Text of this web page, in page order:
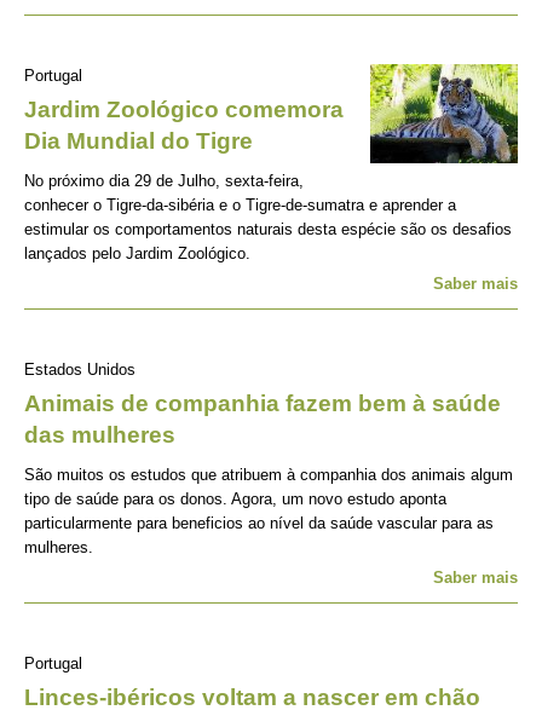
Portugal
Jardim Zoológico comemora
Dia Mundial do Tigre
No próximo dia 29 de Julho, sexta-feira,
conhecer o Tigre-da-sibéria e o Tigre-de-sumatra e aprender a
estimular os comportamentos naturais desta espécie são os desafios
lançados pelo Jardim Zoológico.
Saber mais
Estados Unidos
Animais de companhia fazem bem à saúde
das mulheres
São muitos os estudos que atribuem à companhia dos animais algum
tipo de saúde para os donos. Agora, um novo estudo aponta
particularmente para beneficios ao nível da saúde vascular para as
mulheres.
Saber mais
Portugal
Linces-ibéricos voltam a nascer em chão